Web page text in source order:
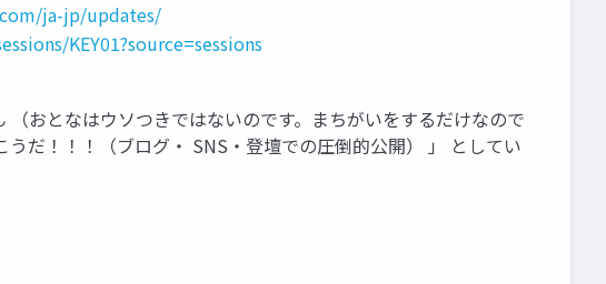
ja-jp/updates/
KEY01?source=sessions
おとなはウソつきではないのです。まちがいをするだけなので
だ！！！（ブログ・ SNS・登壇での圧倒的公開） 」 としてい